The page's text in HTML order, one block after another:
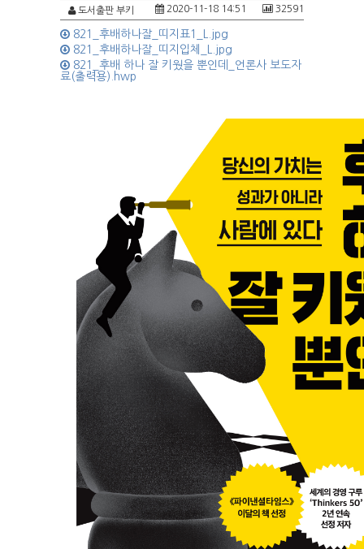
도서출판 부키 32591
2020-11-18 14:51
821_후배하나잘_띠지표1_L.jpg
821_후배하나잘_띠지입체_L.jpg
821_후배 하나 잘 키웠을 뿐인데_언론사 보도자
료(출력용).hwp